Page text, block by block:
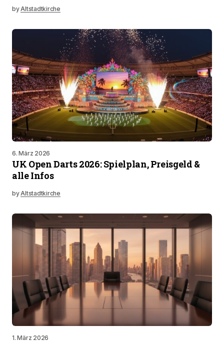
byAltstadtkirche
6. März 2026
UK Open Darts 2026: Spielplan, Preisgeld &
alle Infos
byAltstadtkirche
1. März 2026